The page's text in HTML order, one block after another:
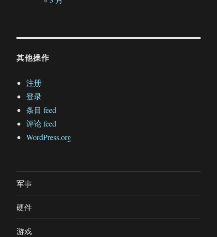
其他操作
注册
登录
条目 feed
评论 feed
WordPress.org
军事
硬件
游戏